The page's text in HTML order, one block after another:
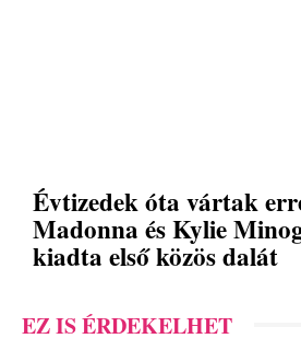
Évtizedek óta vártak
Madonna és Kylie
kiadta első közös dalát
EZ IS ÉRDEKELHET